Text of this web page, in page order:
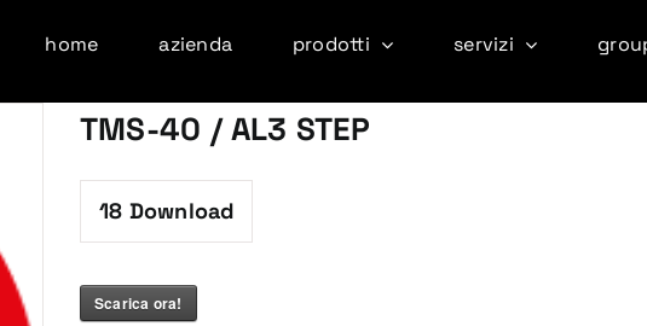
home azienda prodotti servizi
TMS-40 / AL3 STEP
18 Download
Scarica ora!